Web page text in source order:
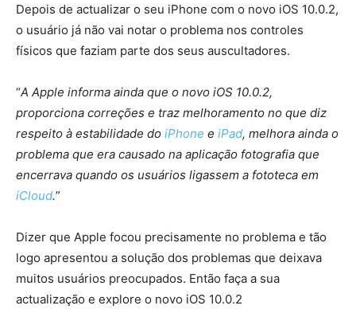
Depois de actualizar o seu iPhone com o novo iOS 10.0.2,
o usuário já não vai notar o problema nos controles
físicos que faziam parte dos seus auscultadores.
“A Apple informa ainda que o novo iOS 10.0.2,
proporciona correções e traz melhoramento no que diz
respeito à estabilidade do iPhone e iPad, melhora ainda o
problema que era causado na aplicação fotografia que
encerrava quando os usuários ligassem a fototeca em
iCloud.”
Dizer que Apple focou precisamente no problema e tão
logo apresentou a solução dos problemas que deixava
muitos usuários preocupados. Então faça a sua
actualização e explore o novo iOS 10.0.2